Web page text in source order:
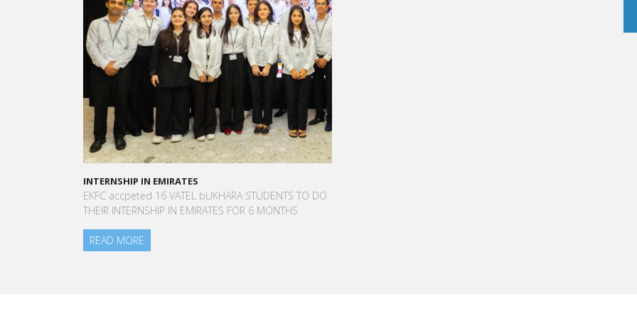
INTERNSHIP IN EMIRATES
EKFC accpeted 16 VATEL bUKHARA STUDENTS TO DO
THEIR INTERNSHIP IN EMIRATES FOR 6 MONTHS
“Vatel made me more open-minded and allowed me
to meet people who contributed to making me who I